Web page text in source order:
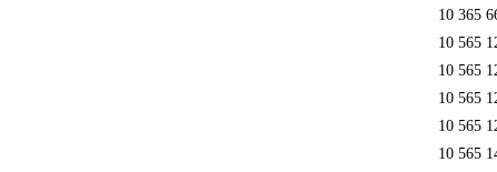
10 365
10 565
10 565
10 565
10 565
10 565